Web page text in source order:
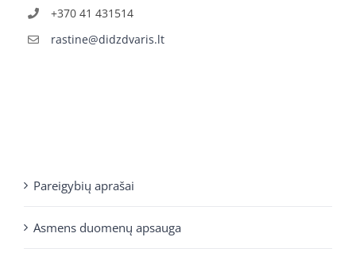
+370 41 431514
rastine@didzdvaris.lt
Pareigybių aprašai
Asmens duomenų apsauga